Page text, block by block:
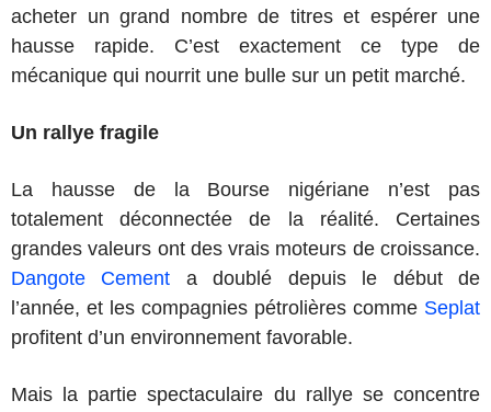
acheter un grand nombre de titres et espérer une
hausse rapide. C’est exactement ce type de
mécanique qui nourrit une bulle sur un petit marché.
Un rallye fragile
La hausse de la Bourse nigériane n’est pas
totalement déconnectée de la réalité. Certaines
grandes valeurs ont des vrais moteurs de croissance.
Dangote Cement a doublé depuis le début de
l’année, et les compagnies pétrolières comme Seplat
profitent d’un environnement favorable.
Mais la partie spectaculaire du rallye se concentre